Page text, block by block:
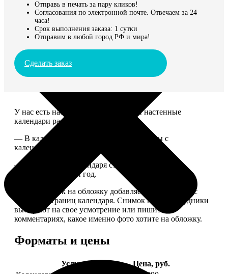
Отправь в печать за пару кликов!
Согласования по электронной почте. Отвечаем за 24
часа!
Срок выполнения заказа: 1 сутки
Отправим в любой город РФ и мира!
Сделать заказ
У нас есть настольные, магнитные и настенные
календари разных размеров.
— В календаре 13 листов: обложка+листы с
календарной сеткой.
— Обложка для календаря стандартная, дизайн
обновляем каждый год.
— В кружочек на обложку добавляем фотографию с
одной из страниц календаря. Снимок наши сотрудники
выбирают на свое усмотрение или пишите в
комментариях, какое именно фото хотите на обложку.
Форматы и цены
Услуга
Цена, руб.